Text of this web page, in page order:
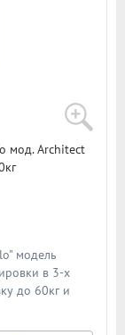
мод. Architect
модель
в 3-х
до 60кг и
толщиной